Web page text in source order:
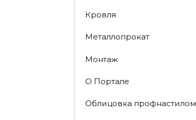
Кровля
Металлопрокат
Монтаж
О Портале
Облицовка профнастилом